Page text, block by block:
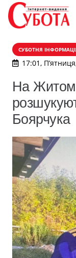
СУБОТНЯ
17:01,
На
Боярчука